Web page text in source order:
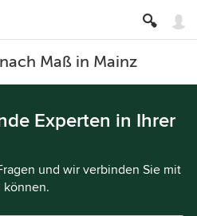
Maß in Mainz
Experten in Ihrer
und wir verbinden Sie mit
können.